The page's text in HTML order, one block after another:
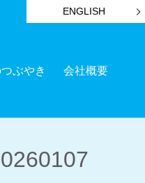
ENGLISH
ぶやき
会社概要